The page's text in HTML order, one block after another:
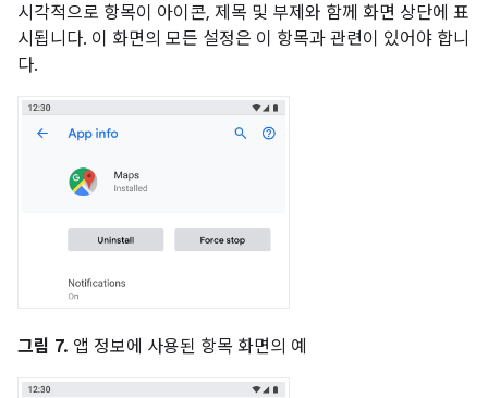
시각적으로 항목이 아이콘, 제목 및 부제와 함께 화면 상단에 표
시됩니다. 이 화면의 모든 설정은 이 항목과 관련이 있어야 합니
다.
그림 7. 앱 정보에 사용된 항목 화면의 예